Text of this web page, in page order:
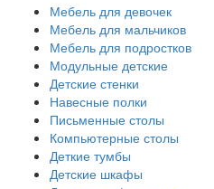
Мебель для девочек
Мебель для мальчиков
Мебель для подростков
Модульные детские
Детские стенки
Навесные полки
Письменные столы
Компьютерные столы
Деткие тумбы
Детские шкафы